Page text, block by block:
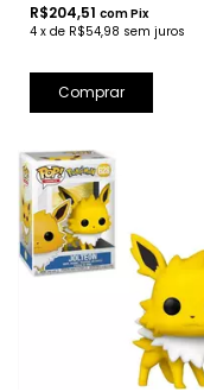
R$204,51 comPix
4 x de R$54,98 sem juros